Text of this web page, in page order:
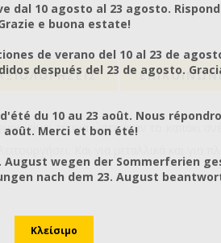
είναι τέτοια ώστε όταν το καπάκι
Και για μεταλλικά και για
dal 10 agosto al 23 agosto.
e buona estate!
de verano del 10 al 23 de
después del 23 de agosto.
du 10 au 23 août. Nous
août. Merci et bon été!
August wegen der Sommerferien
nach dem 23. August